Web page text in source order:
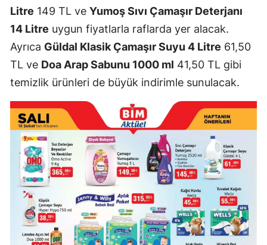
Litre 149 TL ve Yumoş Sıvı Çamaşır Deterjanı
14 Litre uygun fiyatlarla raflarda yer alacak.
Ayrıca Güldal Klasik Çamaşır Suyu 4 Litre 61,50
TL ve Doa Arap Sabunu 1000 ml 41,50 TL gibi
temizlik ürünleri de büyük indirimle sunulacak.